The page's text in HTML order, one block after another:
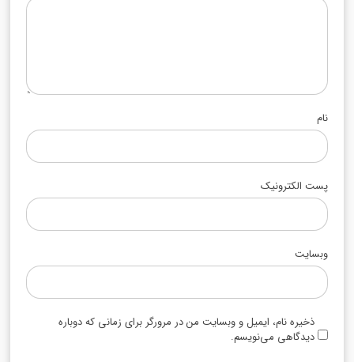
نام
پست الکترونیک
وبسایت
ذخیره نام، ایمیل و وبسایت من در مرورگر برای زمانی که دوباره
دیدگاهی می‌نویسم.